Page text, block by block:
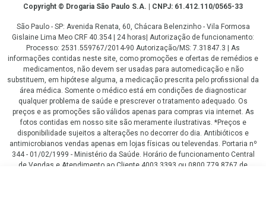
CopyrightCopyright © Drogaria São Paulo S.A. | CNPJ: 61.412.110/0565-33
São Paulo - SP: Avenida Renata, 60, Chácara Belenzinho - Vila Formosa
Gislaine Lima Meo CRF 40.354 | 24 horas| Autorização de funcionamento:
Processo: 2531.559767/2014-90 Autorização/MS: 7.31847.3 | As
informações contidas neste site, como promoções e ofertas de remédios e
medicamentos, não devem ser usadas para automedicação e não
substituem, em hipótese alguma, a medicação prescrita pelo profissional da
área médica. Somente o médico está em condições de diagnosticar
qualquer problema de saúde e prescrever o tratamento adequado. Os
preços e as promoções são válidos apenas para compras via internet. As
fotos contidas em nosso site são meramente ilustrativas. *Preços e
disponibilidade sujeitos a alterações no decorrer do dia. Antibióticos e
antimicrobianos vendas apenas em lojas físicas ou televendas. Portaria nº
344 - 01/02/1999 - Ministério da Saúde. Horário de funcionamento Central
de Vendas e Atendimento ao Cliente 4003 3393 ou 0800 779 8767 de